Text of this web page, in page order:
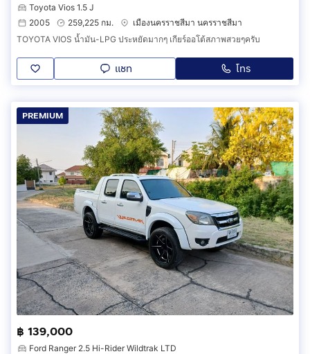
Toyota Vios 1.5 J
2005
259,225 กม.
เมืองนครราชสีมา นครราชสีมา
TOYOTA VIOS น้ำมัน-LPG ประหยัดมากๆ เกียร์ออโต้สภาพสวยๆครับ
แชท โทร
PREMIUM
฿ 139,000
Ford Ranger 2.5 Hi-Rider Wildtrak LTD